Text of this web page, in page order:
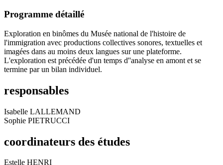
Programme détaillé
Exploration en binômes du Musée national de l'histoire de
l'immigration avec productions collectives sonores, textuelles et
imagées dans au moins deux langues sur une plateforme.
L'exploration est précédée d'un temps d''analyse en amont et se
termine par un bilan individuel.
responsables
Isabelle LALLEMAND
Sophie PIETRUCCI
coordinateurs des études
Estelle HENRI